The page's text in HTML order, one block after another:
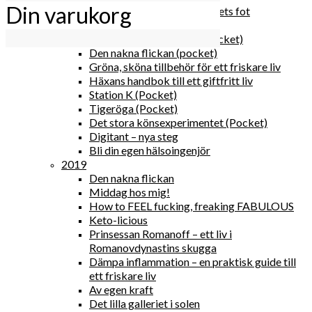
Den lilla vingården vid bergets fot
Happy me
Det lilla galleriet i solen (pocket)
Den nakna flickan (pocket)
Gröna, sköna tillbehör för ett friskare liv
Häxans handbok till ett giftfritt liv
Station K (Pocket)
Tigeröga (Pocket)
Det stora könsexperimentet (Pocket)
Digitant – nya steg
Bli din egen hälsoingenjör
2019
Den nakna flickan
Middag hos mig!
How to FEEL fucking, freaking FABULOUS
Keto-licious
Prinsessan Romanoff – ett liv i
Romanovdynastins skugga
Dämpa inflammation – en praktisk guide till
ett friskare liv
Av egen kraft
Det lilla galleriet i solen
Din varukorg